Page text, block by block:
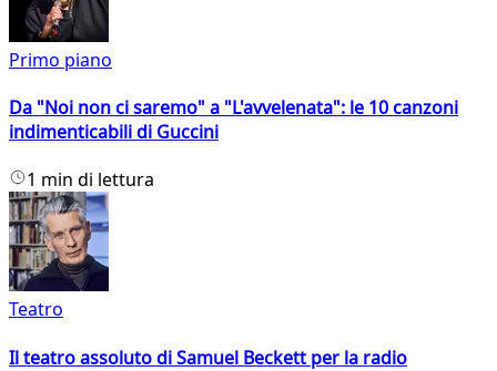
Primo piano
Da "Noi non ci saremo" a "L'avvelenata": le 10 canzoni
indimenticabili di Guccini
1 min di lettura
Teatro
Il teatro assoluto di Samuel Beckett per la radio